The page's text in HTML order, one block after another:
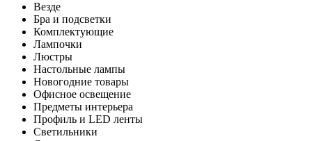
Везде
Бра и подсветки
Комплектующие
Лампочки
Люстры
Настольные лампы
Новогодние товары
Офисное освещение
Предметы интерьера
Профиль и LED ленты
Светильники